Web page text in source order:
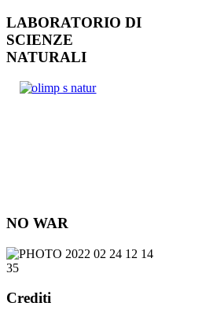
LABORATORIO DI
SCIENZE
NATURALI
NO WAR
Crediti